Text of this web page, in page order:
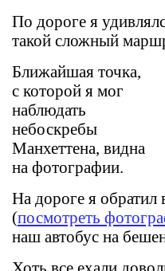
По дороге я
такой сложный
Ближайшая точка,
с которой я мог
наблюдать
небоскребы
Манхеттена, видна
на фотографии.
На дороге я
(посмотреть
наш автобус на